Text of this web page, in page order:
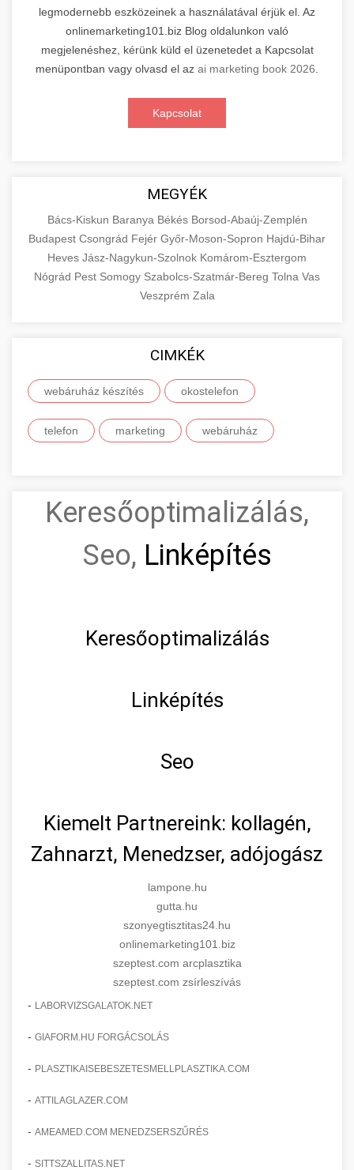
legmodernebb eszközeinek a használatával érjük el. Az
onlinemarketing101.biz Blog oldalunkon való
megjelenéshez, kérünk küld el üzenetedet a Kapcsolat
menüpontban vagy olvasd el az ai marketing book 2026
Kapcsolat
MEGYÉK
Bács-Kiskun Baranya Békés Borsod-Abaúj-Zemplén
Budapest Csongrád Fejér Győr-Moson-Sopron Hajdú-Bihar
Heves Jász-Nagykun-Szolnok Komárom-Esztergom
Nógrád Pest Somogy Szabolcs-Szatmár-Bereg Tolna Vas
Veszprém Zala
CIMKÉK
webáruház készítés okostelefon
telefon marketing webáruház
Keresőoptimalizálás,
Seo, Linképítés
Keresőoptimalizálás
Linképítés
Seo
Kiemelt Partnereink: kollagén,
Zahnarzt, Menedzser, adójogász
lampone.hu
gutta.hu
szonyegtisztitas24.hu
onlinemarketing101.biz
szeptest.com arcplasztika
szeptest.com zsírleszívás
- LABORVIZSGALATOK.NET
- GIAFORM.HU FORGÁCSOLÁS
- PLASZTIKAISEBESZETESMELLPLASZTIKA.COM
- ATTILAGLAZER.COM
- AMEAMED.COM MENEDZSERSZŰRÉS
- SITTSZALLITAS.NET